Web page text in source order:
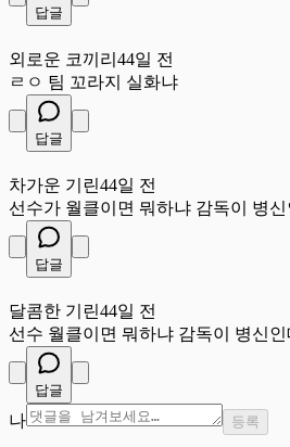
답글
외로운 코끼리 44일 전
ㄹㅇ 팀 꼬라지 실화냐
답글
차가운 기린44일 전
선수가 월클이면 뭐하냐 감독이 병신
답글
달콤한 기린44일 전
선수 월클이면 뭐하냐 감독이 병신인
답글
나 등록